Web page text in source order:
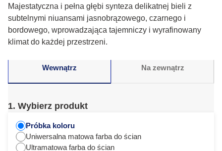
Majestatyczna i pełna głębi synteza delikatnej bieli z
subtelnymi niuansami jasnobrązowego, czarnego i
bordowego, wprowadzająca tajemniczy i wyrafinowany
klimat do każdej przestrzeni.
Wewnątrz Na zewnątrz
1. Wybierz produkt
Próbka koloru
Uniwersalna matowa farba do ścian
Ultramatowa farba do ścian